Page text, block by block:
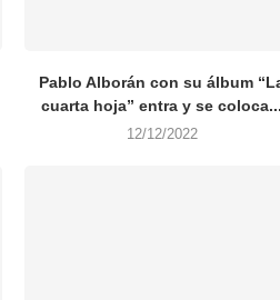
Pablo Alborán con su álbum
cuarta hoja” entra y se coloca...
12/12/2022